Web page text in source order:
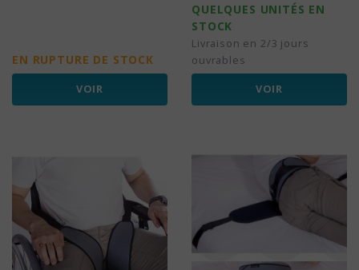
EN RUPTURE DE STOCK
VOIR
QUELQUES UNITÉS EN
STOCK
Livraison en 2/3 jours
ouvrables
VOIR